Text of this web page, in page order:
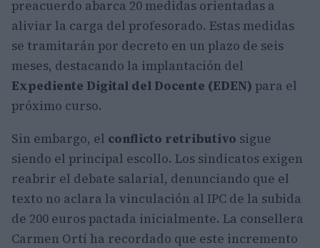
preacuerdo abarca 20 medidas orientadas a
aliviar la carga del profesorado. Estas medidas
se tramitarán por decreto en un plazo de seis
meses, destacando la implantación del
Expediente Digital del Docente (EDEN) para el
próximo curso.
Sin embargo, el conflicto retributivo sigue
siendo el principal escollo. Los sindicatos exigen
reabrir el debate salarial, denunciando que el
texto no aclara la vinculación al IPC de la subida
de 200 euros pactada inicialmente. La consellera
Carmen Ortí ha recordado que este incremento